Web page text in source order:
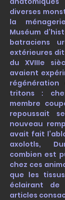
diverses
la
Muséum
batraciens
extérieures
du XVIIIe
avaient
tritons :
membre
repoussait
nouveau
avait fait
axolotls,
combien est
chez ces
que les
éclairant de
articles